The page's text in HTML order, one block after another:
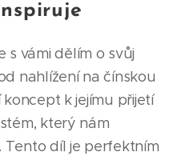
vámi dělím o svůj
nahlížení na čínskou
k jejímu přijetí
který nám
Tento díl je perfektním